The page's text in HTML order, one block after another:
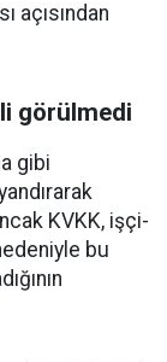
açısından
görülmedi
gibi
KVKK, işçi-
bu